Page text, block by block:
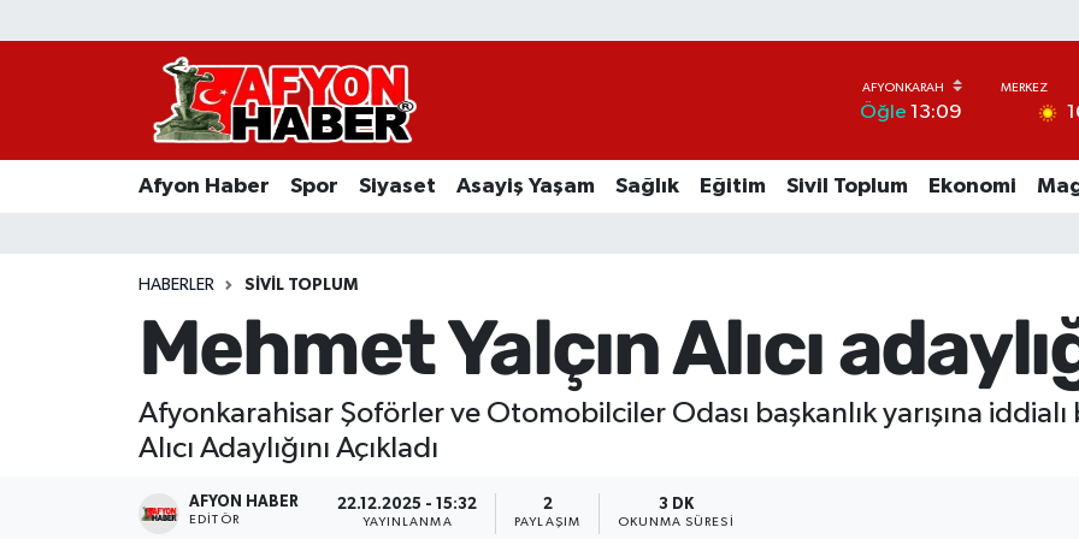
Öğle 13:09
Afyon Haber Spor Siyaset Asayiş Yaşam Sağlık Eğitim Sivil Toplum Ekonomi
HABERLER SIVIL TOPLUM
Mehmet Yalçın Alıcı
Afyonkarahisar Şoförler ve Otomobilciler Odası başkanlık yarışına iddialı
Alıcı Adaylığını Açıkladı
AFYON HABER
EDITÖR
22.12.2025 - 15:32
YAYINLANMA
2
PAYLAŞIM
3 DK
OKUNMA SÜRESI
Afyon Haber
Asayiş Yaşam
Sivil Toplum
Ekonomi